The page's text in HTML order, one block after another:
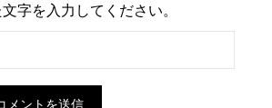
字を入力してください。